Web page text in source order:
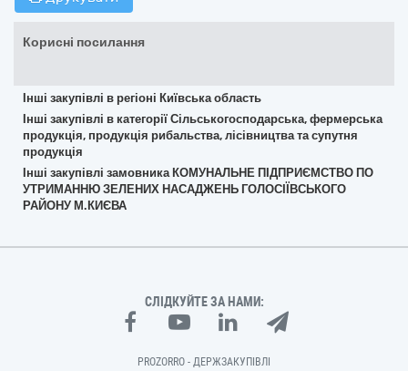
Корисні посилання
Інші закупівлі в регіоні Київська область
Інші закупівлі в категорії Сільськогосподарська, фермерська
продукція, продукція рибальства, лісівництва та супутня
продукція
Інші закупівлі замовника КОМУНАЛЬНЕ ПІДПРИЄМСТВО ПО
УТРИМАННЮ ЗЕЛЕНИХ НАСАДЖЕНЬ ГОЛОСІЇВСЬКОГО
РАЙОНУ М.КИЄВА
СЛІДКУЙТЕ ЗА НАМИ:
PROZORRO - ДЕРЖЗАКУПІВЛІ